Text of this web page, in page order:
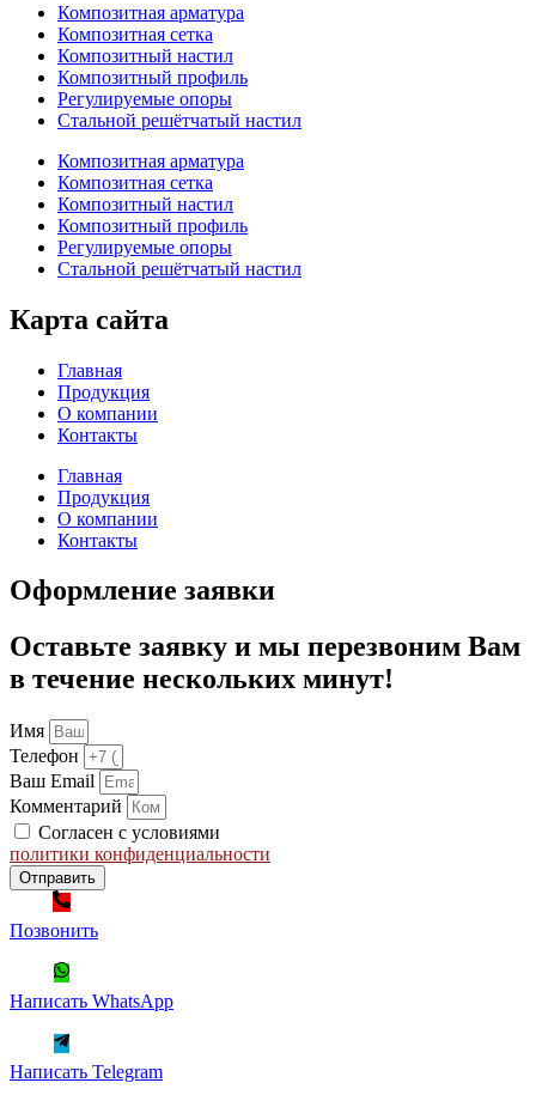
Композитная арматура
Композитная сетка
Композитный настил
Композитный профиль
Регулируемые опоры
Стальной решётчатый настил
Композитная арматура
Композитная сетка
Композитный настил
Композитный профиль
Регулируемые опоры
Стальной решётчатый настил
Карта сайта
Главная
Продукция
О компании
Контакты
Главная
Продукция
О компании
Контакты
Оформление заявки
Оставьте заявку и мы перезвоним Вам
в течение нескольких минут!
Имя
Телефон
Ваш Email
Комментарий
Согласен с условиями
политики конфиденциальности
Отправить
Позвонить
Написать WhatsApp
Написать Telegram